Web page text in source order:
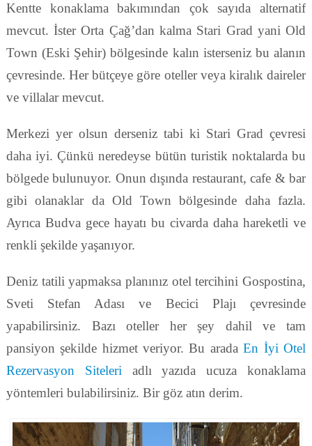
Kentte konaklama bakımından çok sayıda alternatif
mevcut. İster Orta Çağ’dan kalma Stari Grad yani Old
Town (Eski Şehir) bölgesinde kalın isterseniz bu alanın
çevresinde. Her bütçeye göre oteller veya kiralık daireler
ve villalar mevcut.
Merkezi yer olsun derseniz tabi ki Stari Grad çevresi
daha iyi. Çünkü neredeyse bütün turistik noktalarda bu
bölgede bulunuyor. Onun dışında restaurant, cafe & bar
gibi olanaklar da Old Town bölgesinde daha fazla.
Ayrıca Budva gece hayatı bu civarda daha hareketli ve
renkli şekilde yaşanıyor.
Deniz tatili yapmaksa planınız otel tercihini Gospostina,
Sveti Stefan Adası ve Becici Plajı çevresinde
yapabilirsiniz. Bazı oteller her şey dahil ve tam
pansiyon şekilde hizmet veriyor. Bu aradaEn İyi Otel
Rezervasyon Siteleri adlı yazıda ucuza konaklama
yöntemleri bulabilirsiniz. Bir göz atın derim.